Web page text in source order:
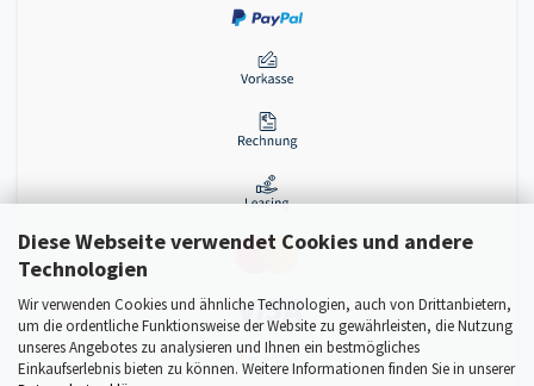
Diese Webseite verwendet Cookies und andere
Technologien
Wir verwenden Cookies und ähnliche Technologien, auch von Drittanbietern,
um die ordentliche Funktionsweise der Website zu gewährleisten, die Nutzung
unseres Angebotes zu analysieren und Ihnen ein bestmögliches
Einkaufserlebnis bieten zu können. Weitere Informationen finden Sie in unserer